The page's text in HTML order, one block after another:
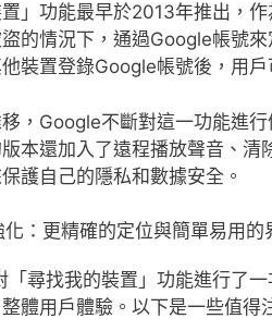
置」功能最早於2013年推出，
的情況下，通過Google帳號
裝置登錄Google帳號後，用
，Google不斷對這一功能進
本還加入了遠程播放聲音、
護自己的隱私和數據安全。
：更精確的定位與簡單易用的
「尋找我的裝置」功能進行了
體用戶體驗。以下是一些值得